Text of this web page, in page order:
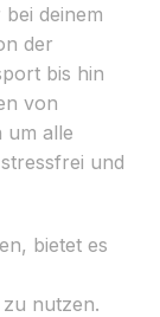
deinem
der
bis hin
von
um alle
und
bietet es
nutzen.